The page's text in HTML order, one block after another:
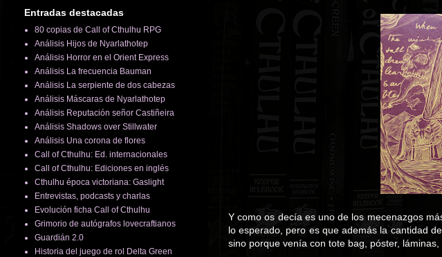
Y como os decía es uno de los mecenazgos
lo esperado, pero es que además la cantidad
sino porque venía con tote bag, póster,
Entradas destacadas
80 copias de Call of Cthulhu RPG
Análisis Hijos de Nyarlathotep
Análisis Horror en el Orient Express
Análisis La frecuencia Bauman
Análisis La serpiente de dos cabezas
Análisis Máscaras de Nyarlathotep
Análisis Reputación señor Castiñeira
Análisis Shadows over Stillwater
Análisis Una corona de flores
Call of Cthulhu: Ed. internacionales
Call of Cthulhu: Ediciones en inglés
Cthulhu época victoriana: Gaslight
Entrevistas, podcasts y charlas
Evolución ficha Call of Cthulhu
Grimorio de autógrafos lovecraftianos
Guardián 2.0
Historia del juego de rol Delta Green